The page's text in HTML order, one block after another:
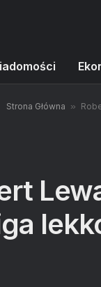
Strona Główna »